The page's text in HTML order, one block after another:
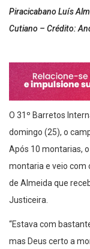
Piracicabano Luís
Cutiano – Crédito:
O 31º Barretos
domingo (25), o
Após 10 montarias,
montaria e veio com
de Almeida que
Justiceira.
“Estava com
mas Deus certo a